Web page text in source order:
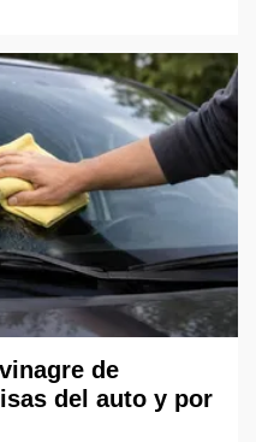
de
del auto y por